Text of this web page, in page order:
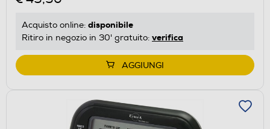
Acquisto online: disponibile
Ritiro in negozio in 30' gratuito: verifica
AGGIUNGI